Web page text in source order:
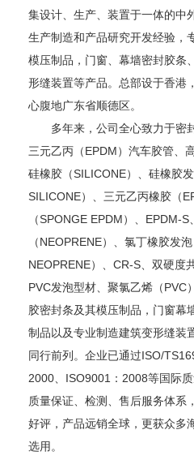
集设计、生产、装置于一体的中
生产制造和产品研究开发经验，
模压制品，门窗、幕墙密封胶条
形缝装置等产品。总部设于香港
心腹地广东省顺德区。
多年来，公司全心致力于密
三元乙丙（EPDM）汽车胶管、
硅橡胶（SILICONE）、硅橡胶
SILICONE）、三元乙丙橡胶（
（SPONGE EPDM）、EPDM-
（NEOPRENE）、氯丁橡胶发
NEOPRENE）、CR-S、双硬度
PVC发泡型材、聚氯乙烯（PVC
胶密封条及其模压制品，门窗幕
制品以及专业制造建筑变形缝装
同行前列。企业已通过ISO/
2000、ISO9001：2008等国际
质量保证、检测、售后服务体系
好评，产品远销全球，更获众多
选用。